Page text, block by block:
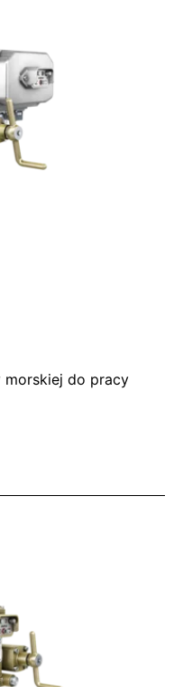
morskiej do pracy